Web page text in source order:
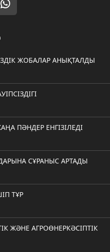
ЖОБАЛАР АНЫҚТАЛДЫ
ПӘНДЕР ЕНГІЗІЛЕДІ
СҰРАНЫС АРТАДЫ
ТҰР
ЖӘНЕ АГРОӨНЕРКӘСІПТІК